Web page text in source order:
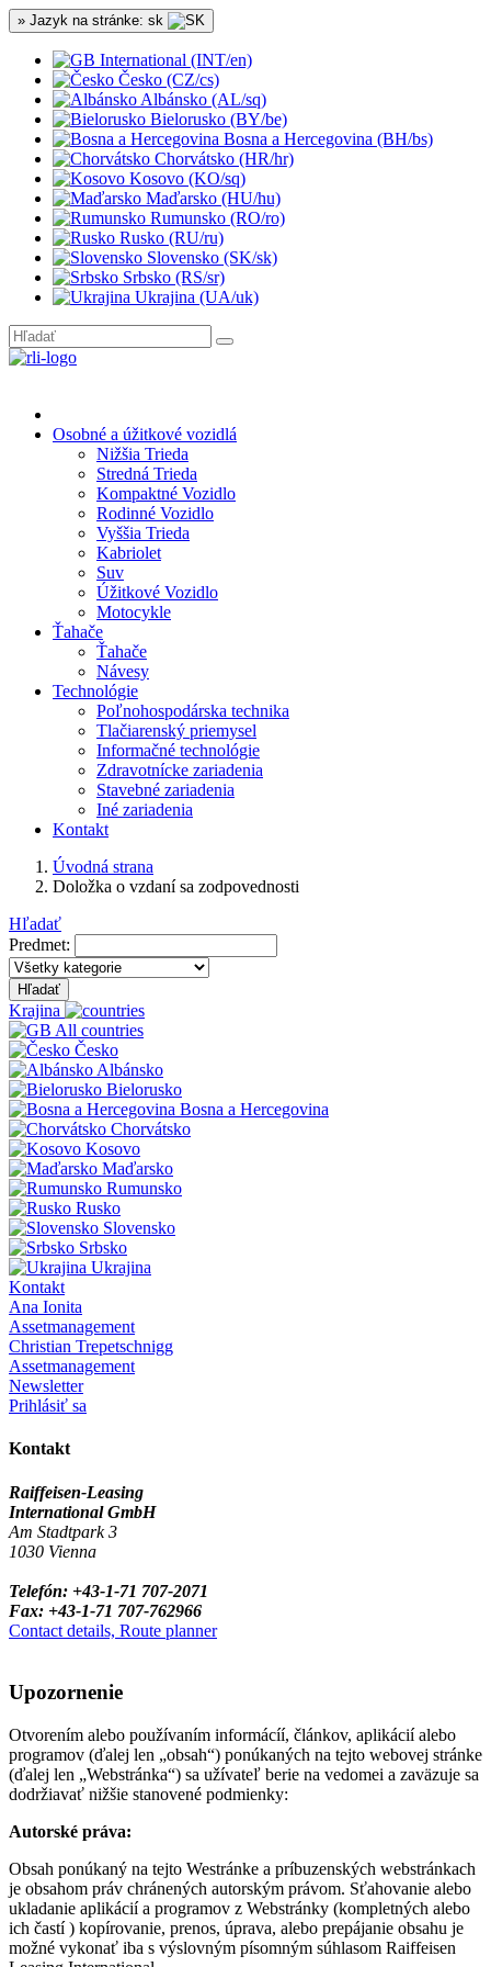
» Jazyk na stránke: sk
International (INT/en)
Česko (CZ/cs)
Albánsko (AL/sq)
Bielorusko (BY/be)
Bosna a Hercegovina (BH/bs)
Chorvátsko (HR/hr)
Kosovo (KO/sq)
Maďarsko (HU/hu)
Rumunsko (RO/ro)
Rusko (RU/ru)
Slovensko (SK/sk)
Srbsko (RS/sr)
Ukrajina (UA/uk)
Osobné a úžitkové vozidlá
Nižšia Trieda
Stredná Trieda
Kompaktné Vozidlo
Rodinné Vozidlo
Vyššia Trieda
Kabriolet
Suv
Úžitkové Vozidlo
Motocykle
Ťahače
Ťahače
Návesy
Technológie
Poľnohospodárska technika
Tlačiarenský priemysel
Informačné technológie
Zdravotnícke zariadenia
Stavebné zariadenia
Iné zariadenia
Kontakt
Úvodná strana
Doložka o vzdaní sa zodpovednosti
Hľadať
Predmet:
Hľadať
Krajina
All countries
Česko
Albánsko
Bielorusko
Bosna a Hercegovina
Chorvátsko
Kosovo
Maďarsko
Rumunsko
Rusko
Slovensko
Srbsko
Ukrajina
Kontakt
Ana Ionita
Assetmanagement
Christian Trepetschnigg
Assetmanagement
Newsletter
Prihlásiť sa
Kontakt
Raiffeisen-Leasing
International GmbH
Am Stadtpark 3
1030 Vienna
Telefón: +43-1-71 707-2071
Fax: +43-1-71 707-762966
Contact details, Route planner
Upozornenie
Otvorením alebo používaním informácíí, článkov, aplikácií alebo
programov (ďalej len „obsah“) ponúkaných na tejto webovej stránke
(ďalej len „Webstránka“) sa užívateľ berie na vedomei a zaväzuje sa
dodržiavať nižšie stanovené podmienky:
Autorské práva:
Obsah ponúkaný na tejto Westránke a príbuzenských webstránkach
je obsahom práv chránených autorským právom. Sťahovanie alebo
ukladanie aplikácií a programov z Webstránky (kompletných alebo
ich častí ) kopírovanie, prenos, úprava, alebo prepájanie obsahu je
možné vykonať iba s výslovným písomným súhlasom Raiffeisen